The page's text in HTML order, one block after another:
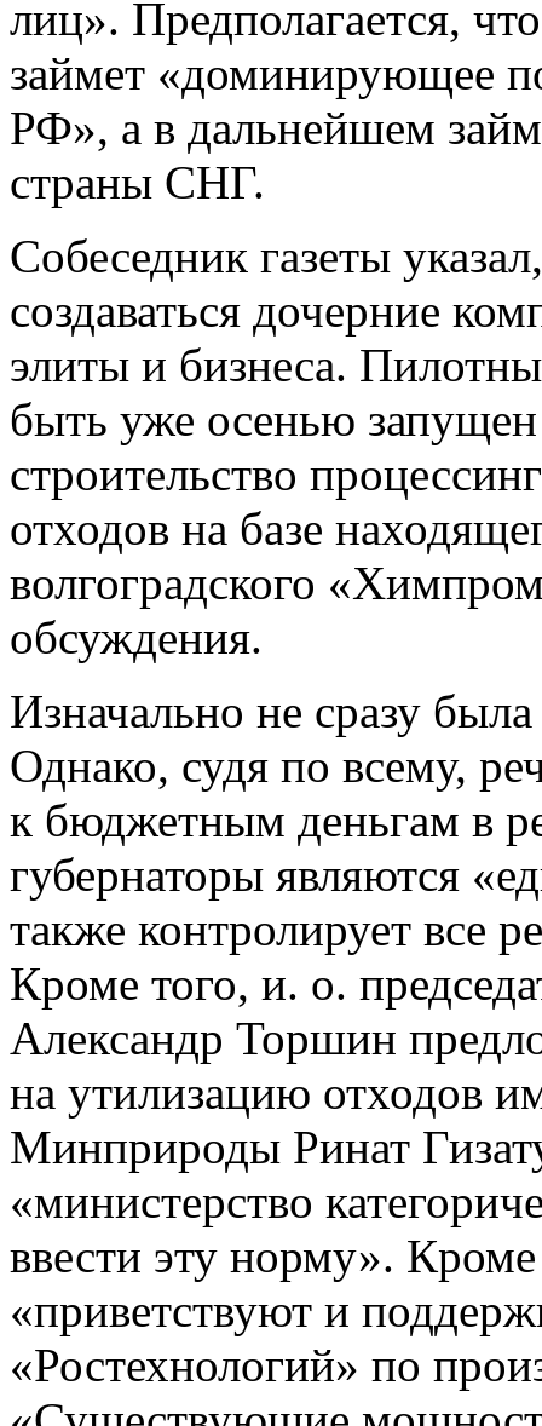
лиц». Предполагается,
займет «доминирующее
РФ», а в дальнейшем
страны СНГ.
Собеседник газеты
создаваться дочерние
элиты и бизнеса.
быть уже осенью
строительство
отходов на базе
волгоградского
обсуждения.
Изначально не сразу
Однако, судя по всему,
к бюджетным деньгам в
губернаторы являются
также контролирует все
Кроме того, и. о.
Александр Торшин
на утилизацию отходов
Минприроды Ринат
«министерство
ввести эту норму».
«приветствуют и
«Ростехнологий» по